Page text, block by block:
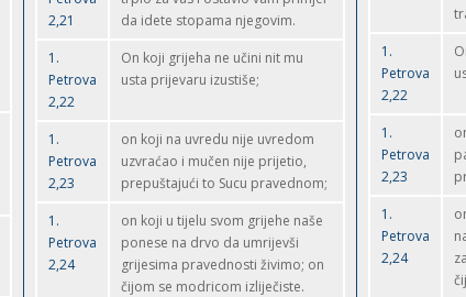
2,21
da idete stopama njegovim.
1.
Petrova
2,22
On koji grijeha ne učini nit mu
usta prijevaru izustiše;
1.
Petrova
2,23
on koji na uvredu nije uvredom
uzvraćao i mučen nije prijetio,
prepuštajući to Sucu pravednom;
1.
Petrova
2,24
on koji u tijelu svom grijehe naše
ponese na drvo da umrijevši
grijesima pravednosti živimo; on
čijom se modricom izliječiste.
1.
Petrova
2,22
1.
Petrova
2,23
1.
Petrova
2,24